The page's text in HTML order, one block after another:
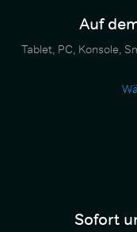
Auf
Tablet, PC, Konsole,
Sofort